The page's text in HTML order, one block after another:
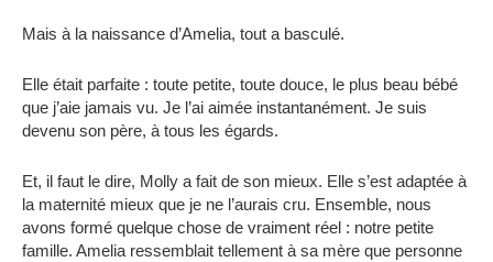
Mais à la naissance d’Amelia, tout a basculé.
Elle était parfaite : toute petite, toute douce, le plus beau bébé
que j’aie jamais vu. Je l’ai aimée instantanément. Je suis
devenu son père, à tous les égards.
Et, il faut le dire, Molly a fait de son mieux. Elle s’est adaptée à
la maternité mieux que je ne l’aurais cru. Ensemble, nous
avons formé quelque chose de vraiment réel : notre petite
famille. Amelia ressemblait tellement à sa mère que personne